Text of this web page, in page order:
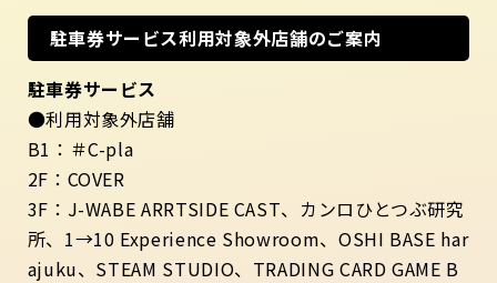
駐車券サービス利用対象外店舗のご案内
駐車券サービス
●利用対象外店舗
B1： ＃C-pla
2F：COVER
3F：J-WABE ARRTSIDE CAST、カンロひとつぶ研究
所、1→10 Experience Showroom、OSHI BASE har
ajuku、STEAM STUDIO、TRADING CARD GAME B